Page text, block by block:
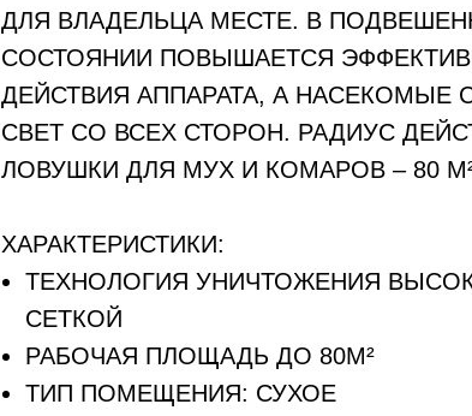
ДЛЯ ВЛАДЕЛЬЦА МЕСТЕ. В
СОСТОЯНИИ ПОВЫШАЕТСЯ
ДЕЙСТВИЯ АППАРАТА, А НАСЕКОМЫЕ
СВЕТ СО ВСЕХ СТОРОН. РАДИУС
ЛОВУШКИ ДЛЯ МУХ И КОМАРОВ – 80
ХАРАКТЕРИСТИКИ:
ТЕХНОЛОГИЯ УНИЧТОЖЕНИЯ
СЕТКОЙ
РАБОЧАЯ ПЛОЩАДЬ ДО 80М²
ТИП ПОМЕЩЕНИЯ: СУХОЕ